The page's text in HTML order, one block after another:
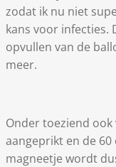
zodat ik nu niet
kans voor infecties.
opvullen van de
meer.
Onder toeziend
aangeprikt en de
magneetje wordt